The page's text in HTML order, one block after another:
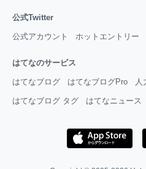
公式Twitter
公式アカウント ホットエントリー
はてなのサービス
はてなブログ はてなブログPro 人
はてなブログ タグ はてなニュース